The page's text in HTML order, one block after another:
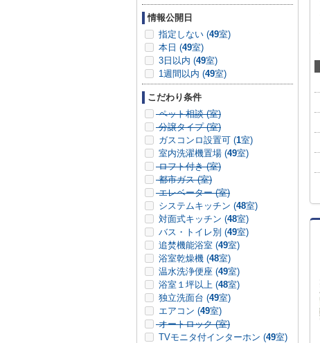
情報公開日
指定しない (49室)
本日 (49室)
3日以内 (49室)
1週間以内 (49室)
こだわり条件
ペット相談 (室)
分譲タイプ (室)
ガスコンロ設置可 (1室)
室内洗濯機置場 (49室)
ロフト付き (室)
都市ガス (室)
エレベーター (室)
システムキッチン (48室)
対面式キッチン (48室)
バス・トイレ別 (49室)
追焚機能浴室 (49室)
浴室乾燥機 (48室)
温水洗浄便座 (49室)
浴室１坪以上 (48室)
独立洗面台 (49室)
エアコン (49室)
オートロック (室)
TVモニタ付インターホン (49室)